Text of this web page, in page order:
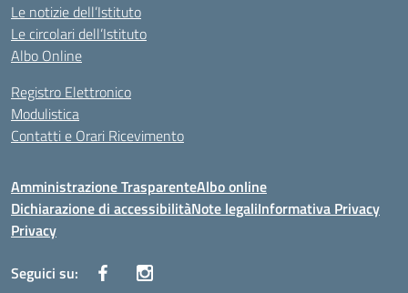
Le notizie dell’Istituto
Le circolari dell’Istituto
Albo Online
Registro Elettronico
Modulistica
Contatti e Orari Ricevimento
Amministrazione TrasparenteAlbo online
Dichiarazione di accessibilitàNote legaliInformativa Privacy
Privacy
Seguici su: